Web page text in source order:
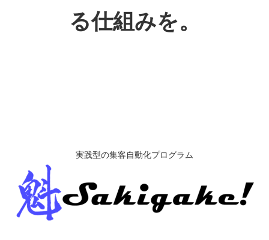
る仕組みを。
実践型の集客自動化プログラム